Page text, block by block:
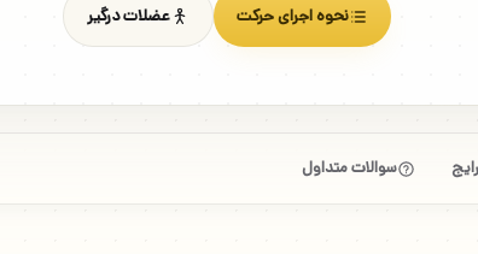
نحوه اجرای حرکت عضلات درگیر
سوالات متداول